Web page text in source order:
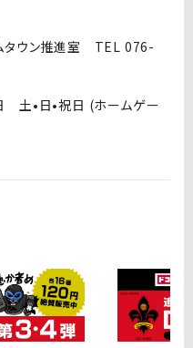
タウン推進室 TEL 076-
•日•祝日 (ホームゲー